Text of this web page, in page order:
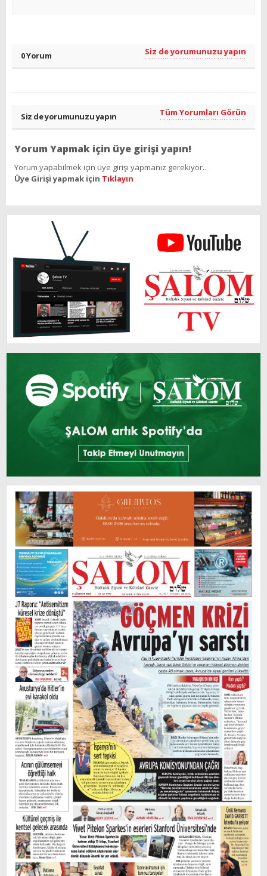
0 Yorum Siz de yorumunuzu yapın
Siz de yorumunuzu yapın Tüm Yorumları Görün
Yorum Yapmak için üye girişi yapın!
Yorum yapabilmek için üye girişi yapmanız gerekiyor..
Üye Girişi yapmak için Tıklayın